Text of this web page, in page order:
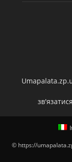
© https://